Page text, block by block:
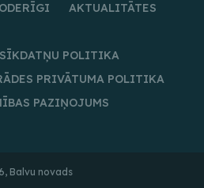
AKTUALITĀTES
SĪKDATŅU POLITIKA
PRIVĀTUMA POLITIKA
PAZIŅOJUMS
Balvu novads